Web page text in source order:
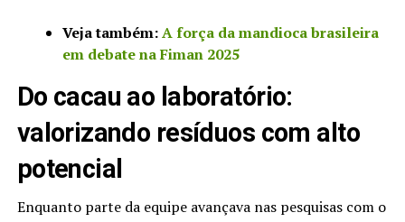
Veja também:A força da mandioca brasileira
em debate na Fiman 2025
Do cacau ao laboratório:
valorizando resíduos com alto
potencial
Enquanto parte da equipe avançava nas pesquisas com o